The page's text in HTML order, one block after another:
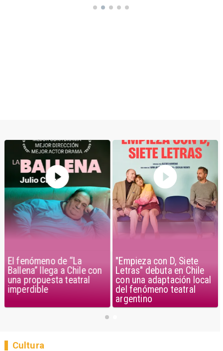
El fenómeno de “La
Ballena” llega a Chile con
una propuesta teatral
imperdible
"Empieza con D, Siete
Letras" debuta en Chile
con una adaptación local
del fenómeno teatral
argentino
Cultura